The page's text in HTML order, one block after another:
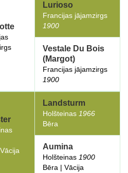
Lurioso
Francijas jājamzirgs
1900
Vestale Du Bois
(Margot)
Francijas jājamzirgs
1900
Landsturm
Holšteinas 1966
Bēra
Aumina
Holšteinas 1900
Bēra | Vācija